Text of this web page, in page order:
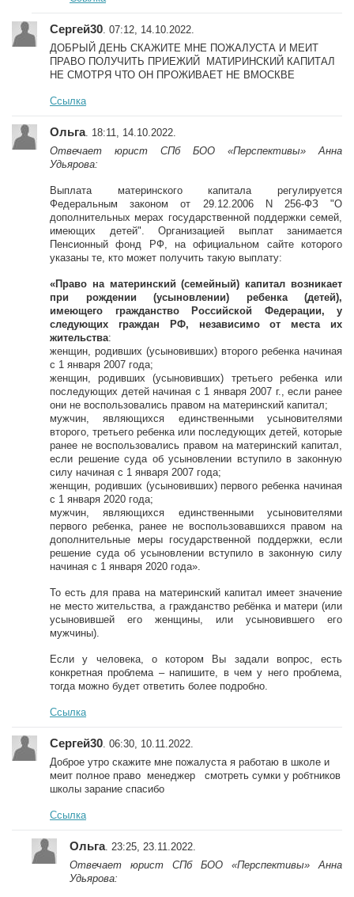
Сергей30 . 07:12, 14.10.2022.
ДОБРЫЙ ДЕНЬ СКАЖИТЕ МНЕ ПОЖАЛУСТА И МЕИТ
ПРАВО ПОЛУЧИТЬ ПРИЕЖИЙ МАТИРИНСКИЙ КАПИТАЛ
НЕ СМОТРЯ ЧТО ОН ПРОЖИВАЕТ НЕ ВМОСКВЕ
Ссылка
Ольга. 18:11, 14.10.2022.
Отвечает юрист СПб БОО «Перспективы» Анна
Удьярова:
Выплата материнского капитала регулируется
Федеральным законом от 29.12.2006 N 256-ФЗ "О
дополнительных мерах государственной поддержки семей,
имеющих детей". Организацией выплат занимается
Пенсионный фонд РФ, на официальном сайте которого
указаны те, кто может получить такую выплату:
«Право на материнский (семейный) капитал возникает
при рождении (усыновлении) ребенка (детей),
имеющего гражданство Российской Федерации, у
следующих граждан РФ, независимо от места их
жительства:
женщин, родивших (усыновивших) второго ребенка начиная
с 1 января 2007 года;
женщин, родивших (усыновивших) третьего ребенка или
последующих детей начиная с 1 января 2007 г., если ранее
они не воспользовались правом на материнский капитал;
мужчин, являющихся единственными усыновителями
второго, третьего ребенка или последующих детей, которые
ранее не воспользовались правом на материнский капитал,
если решение суда об усыновлении вступило в законную
силу начиная с 1 января 2007 года;
женщин, родивших (усыновивших) первого ребенка начиная
с 1 января 2020 года;
мужчин, являющихся единственными усыновителями
первого ребенка, ранее не воспользовавшихся правом на
дополнительные меры государственной поддержки, если
решение суда об усыновлении вступило в законную силу
начиная с 1 января 2020 года».
То есть для права на материнский капитал имеет значение
не место жительства, а гражданство ребёнка и матери (или
усыновившей его женщины, или усыновившего его
мужчины).
Если у человека, о котором Вы задали вопрос, есть
конкретная проблема – напишите, в чем у него проблема,
тогда можно будет ответить более подробно.
Ссылка
Сергей30 . 06:30, 10.11.2022.
Доброе утро скажите мне пожалуста я работаю в школе и
меит полное право менеджер смотреть сумки у робтников
школы зарание спасибо
Ссылка
Ольга. 23:25, 23.11.2022.
Отвечает юрист СПб БОО «Перспективы» Анна
Удьярова: